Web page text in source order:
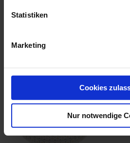
Statistiken
Marketing
Cookies
Nur notwendige
we think you’ll